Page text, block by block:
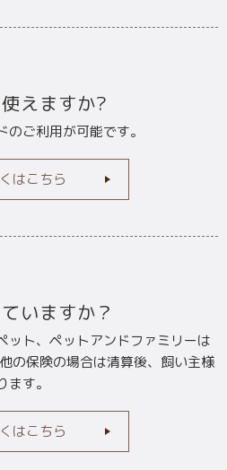
えますか?
ご利用が可能です。
はこちら
いますか？
ット、ペットアンドファミリーは
の保険の場合は清算後、飼い主様
す。
はこちら